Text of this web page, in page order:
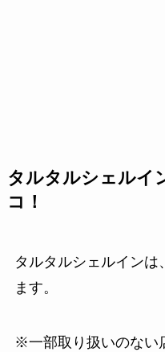
タルタルシェルイ
コ！
タルタルシェルイン
ます。
※一部取り扱いのない